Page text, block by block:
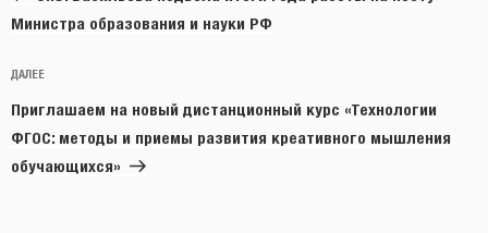
Министра образования и науки РФ
Следующая
запись
ДАЛЕЕ
Приглашаем на новый дистанционный курс «Технологии
ФГОС: методы и приемы развития креативного мышления
обучающихся»